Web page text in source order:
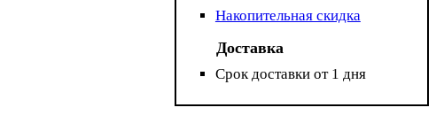
Накопительная скидка
Доставка
Срок доставки от 1 дня